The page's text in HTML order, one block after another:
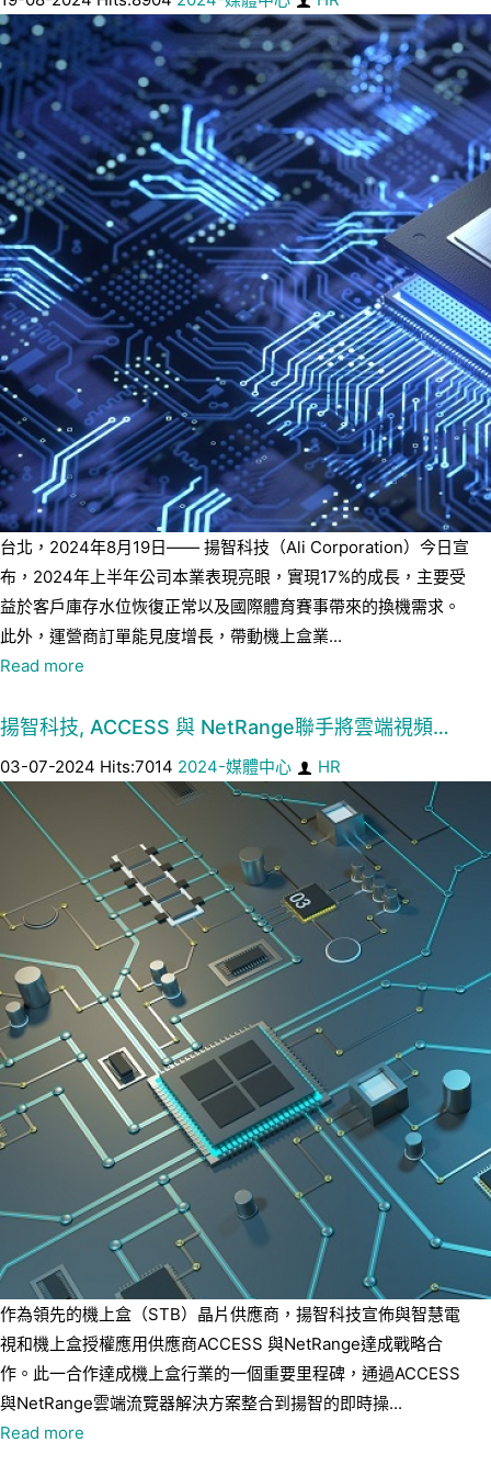
台北，2024年8月19日—— 揚智科技（Ali Corporation）今日宣
布，2024年上半年公司本業表現亮眼，實現17%的成長，主要受
益於客戶庫存水位恢復正常以及國際體育賽事帶來的換機需求。
此外，運營商訂單能見度增長，帶動機上盒業...
Read more
揚智科技, ACCESS 與 NetRange聯手將雲端視頻…
03-07-2024 Hits:7014 2024-媒體中心 HR
作為領先的機上盒（STB）晶片供應商，揚智科技宣佈與智慧電
視和機上盒授權應用供應商ACCESS 與NetRange達成戰略合
作。此一合作達成機上盒行業的一個重要里程碑，通過ACCESS
與NetRange雲端流覽器解決方案整合到揚智的即時操...
Read more